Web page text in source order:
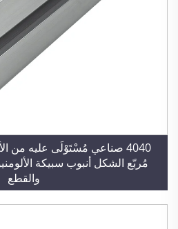
4040 صناعي مُسْتَوْلَى عليه من
مُربّع الشكل أنبوب سبيكة
والقطع